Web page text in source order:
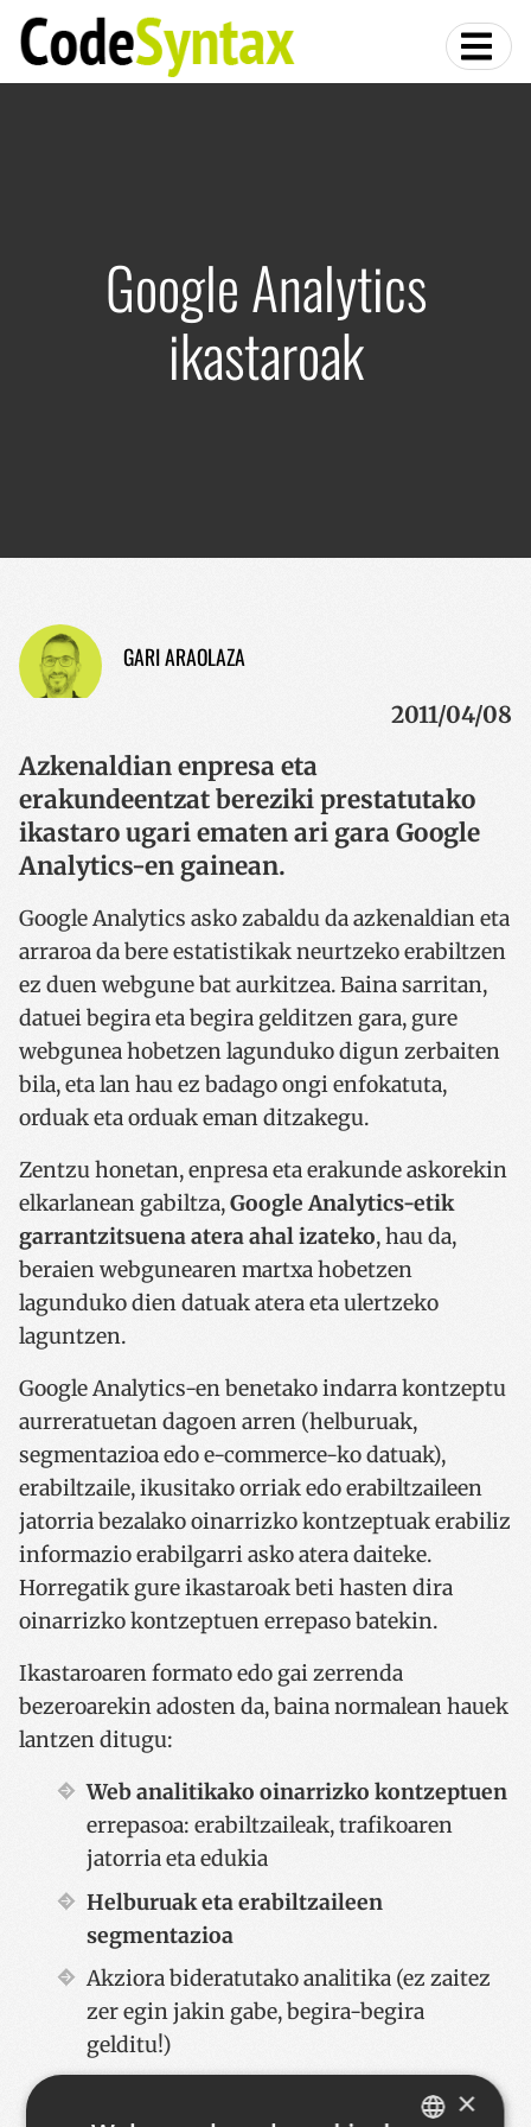
Google Analytics
ikastaroak
GARI ARAOLAZA
2011/04/08
Azkenaldian enpresa eta
erakundeentzat bereziki prestatutako
ikastaro ugari ematen ari gara Google
Analytics-en gainean.
Google Analytics asko zabaldu da azkenaldian eta
arraroa da bere estatistikak neurtzeko erabiltzen
ez duen webgune bat aurkitzea. Baina sarritan,
datuei begira eta begira gelditzen gara, gure
webgunea hobetzen lagunduko digun zerbaiten
bila, eta lan hau ez badago ongi enfokatuta,
orduak eta orduak eman ditzakegu.
Zentzu honetan, enpresa eta erakunde askorekin
elkarlanean gabiltza,Google Analytics-etik
garrantzitsuena atera ahal izateko, hau da,
beraien webgunearen martxa hobetzen
lagunduko dien datuak atera eta ulertzeko
laguntzen.
Google Analytics-en benetako indarra kontzeptu
aurreratuetan dagoen arren (helburuak,
segmentazioa edo e-commerce-ko datuak),
erabiltzaile, ikusitako orriak edo erabiltzaileen
jatorria bezalako oinarrizko kontzeptuak erabiliz
informazio erabilgarri asko atera daiteke.
Horregatik gure ikastaroak beti hasten dira
oinarrizko kontzeptuen errepaso batekin.
Ikastaroaren formato edo gai zerrenda
bezeroarekin adosten da, baina normalean hauek
lantzen ditugu:
Web analitikako oinarrizko kontzeptuen
errepasoa: erabiltzaileak, trafikoaren
jatorria eta edukia
Helburuak eta erabiltzaileen
segmentazioa
Akziora bideratutako analitika (ez zaitez
zer egin jakin gabe, begira-begira
gelditu!)
×